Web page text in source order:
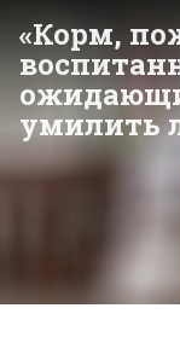
«Корм,
умилить